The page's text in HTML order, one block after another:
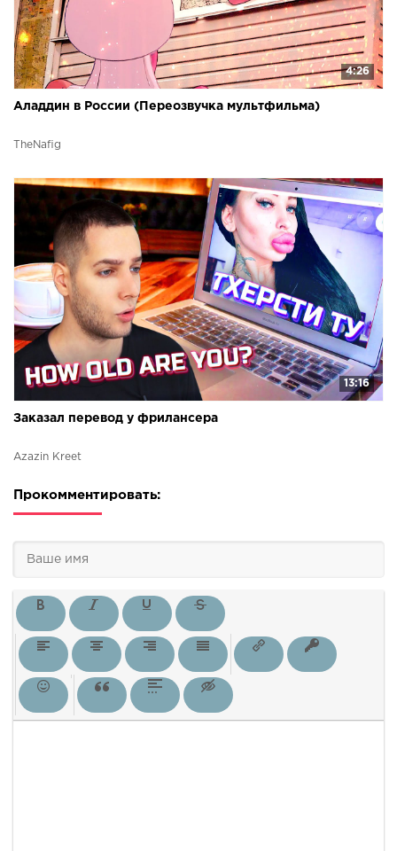
4:26
Аладдин в России (Переозвучка мультфильма)
TheNafig
13:16
Заказал перевод у фрилансера
Azazin Kreet
Прокомментировать: